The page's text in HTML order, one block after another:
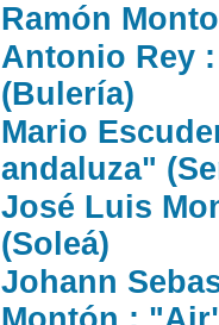
Ramón
Antonio Rey
(Bulería)
Mario
andaluza"
José Luis
(Soleá)
Johann